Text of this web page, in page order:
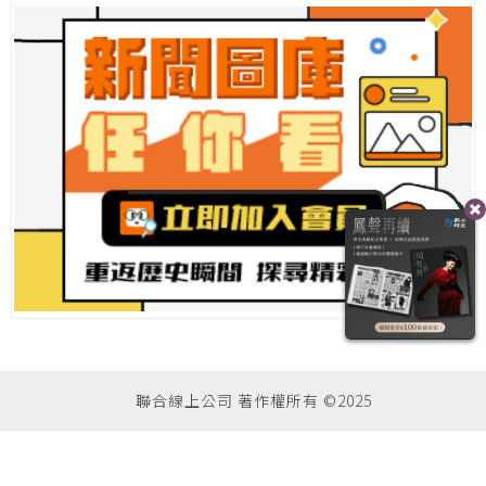
聯合線上公司 著作權所有 ©2025